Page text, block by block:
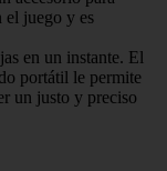
el juego y es
en un instante. El
portátil le permite
un justo y preciso